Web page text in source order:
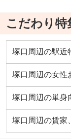
こだわり特
塚口周辺の駅近
塚口周辺の女性
塚口周辺の単身
塚口周辺の賃家